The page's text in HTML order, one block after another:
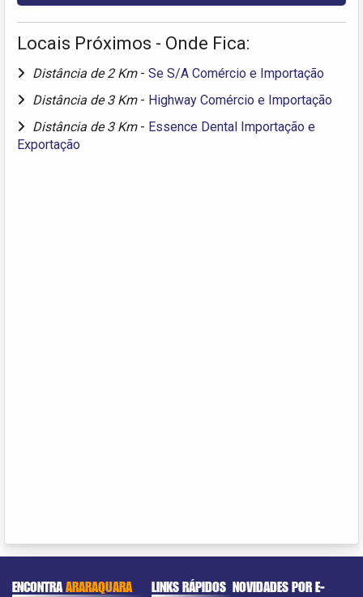
Locais Próximos - Onde Fica:
Distância de 2 Km - Se S/A Comércio e Importação
Distância de 3 Km - Highway Comércio e Importação
Distância de 3 Km - Essence Dental Importação e
Exportação
ENCONTRAARARAQUARA LINKS RÁPIDOS NOVIDADES POR E-